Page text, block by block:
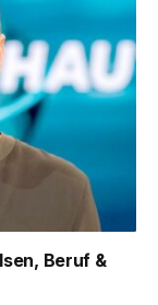
Beruf &